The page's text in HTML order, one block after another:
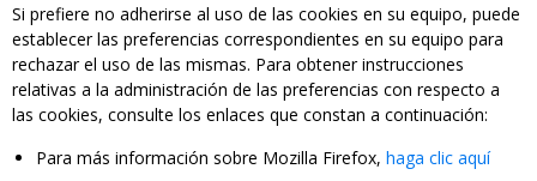
Si prefiere no adherirse al uso de las cookies en su equipo, puede
establecer las preferencias correspondientes en su equipo para
rechazar el uso de las mismas. Para obtener instrucciones
relativas a la administración de las preferencias con respecto a
las cookies, consulte los enlaces que constan a continuación:
Para más información sobre Mozilla Firefox, haga clic aquí